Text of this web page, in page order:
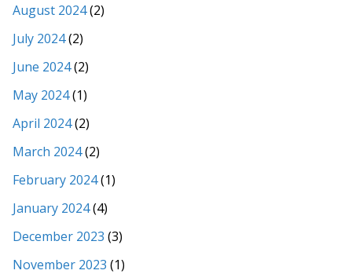
August 2024(2)
July 2024(2)
June 2024(2)
May 2024(1)
April 2024(2)
March 2024(2)
February 2024(1)
January 2024(4)
December 2023 (3)
November 2023 (1)